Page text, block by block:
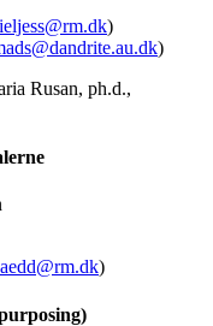
)
)
Rusan, ph.d.,
)